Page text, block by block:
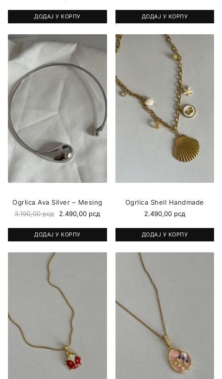
ДОДАЈ У КОРПУ ДОДАЈ У КОРПУ
Ogrlica Ava Silver – Mesing
3.190,00рсд 2.490,00 рсд
ДОДАЈ У КОРПУ
Ogrlica Shell Handmade
2.490,00 рсд
ДОДАЈ У КОРПУ